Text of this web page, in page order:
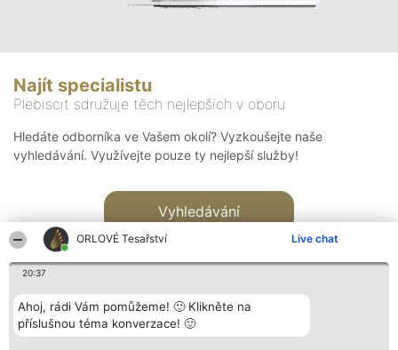
ORLOVÉ Tesařství Live chat
20:37
Ahoj, rádi Vám pomůžeme! 🙂 Klikněte na
příslušnou téma konverzace! 🙂
Najít specialistu
Plebiscit sdružuje těch nejlepších v oboru
Hledáte odborníka ve Vašem okolí? Vyzkoušejte naše
vyhledávání. Využívejte pouze ty nejlepší služby!
Vyhledávání